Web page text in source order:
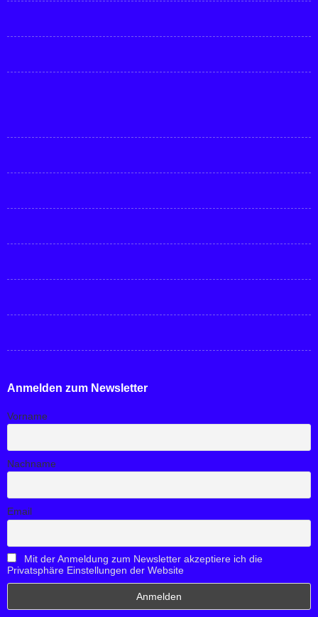
Anmelden zum Newsletter
Vorname
Nachname
Email
Mit der Anmeldung zum Newsletter akzeptiere ich die
Privatsphäre Einstellungen der Website